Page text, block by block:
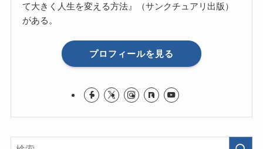
て大きく人生を変える方法』（サンクチュアリ出版）
がある。
プロフィールを見る